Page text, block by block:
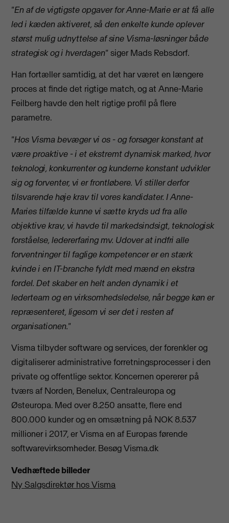
"En af de vigtigste opgaver for Anne-Marie er at få alle
led i kæden aktiveret, så den enkelte kunde oplever
størst mulig udnyttelse af sine Visma-løsninger både
strategisk og i hverdagen"siger Mads Rebsdorf.
Han fortæller samtidig, at det har været en længere
proces at finde det rigtige match, og at Anne-Marie
Feilberg havde den helt rigtige profil på flere
parametre.
"Hos Visma bevæger vi os - og forsøger konstant at
være proaktive - i et ekstremt dynamisk marked, hvor
teknologi, konkurrenter og kunderne konstant udvikler
sig og forventer, vi er frontløbere. Vi stiller derfor
tilsvarende høje krav til vores kandidater. I Anne-
Maries tilfælde kunne vi sætte kryds ud fra alle
objektive krav, vi havde til markedsindsigt, teknologisk
forståelse, ledererfaring mv. Udover at indfri alle
forventninger til faglige kompetencer er en stærk
kvinde i en IT-branche fyldt med mænd en ekstra
fordel. Det skaber en helt anden dynamik i et
lederteam og en virksomhedsledelse, når begge køn er
repræsenteret, ligesom vi ser det i resten af
organisationen."
Visma tilbyder software og services, der forenkler og
digitaliserer administrative forretningsprocesser i den
private og offentlige sektor. Koncernen opererer på
tværs af Norden, Benelux, Centraleuropa og
Østeuropa. Med over 8.250 ansatte, flere end
800.000 kunder og en omsætning på NOK 8.537
millioner i 2017, er Visma en af Europas førende
softwarevirksomheder. Besøg Visma.dk
Vedhæftede billeder
Ny Salgsdirektør hos Visma